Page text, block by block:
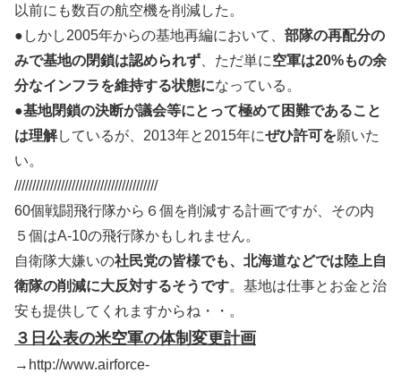
以前にも数百の航空機を削減した。
●しかし2005年からの基地再編において、 部隊の再配分の
みで基地の閉鎖は認められず 、ただ単に空軍は20%もの余
分なインフラを維持する状態になっている。
●基地閉鎖の決断が議会等にとって極めて困難であること
は理解しているが、2013年と2015年にぜひ許可を願いた
い。
////////////////////////////////////////
60個戦闘飛行隊から６個を削減する計画ですが、その内
５個はA-10の飛行隊かもしれません。
自衛隊大嫌いの社民党の皆様でも、北海道などでは陸上自
衛隊の削減に大反対するそうです。基地は仕事とお金と治
安も提供してくれますからね・・。
３日公表の米空軍の体制変更計画
→http://www.airforce-